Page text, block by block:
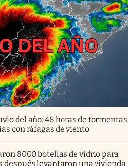
del año: 48 horas de tormentas
con ráfagas de viento
8000 botellas de vidrio para
después levantaron una vivienda